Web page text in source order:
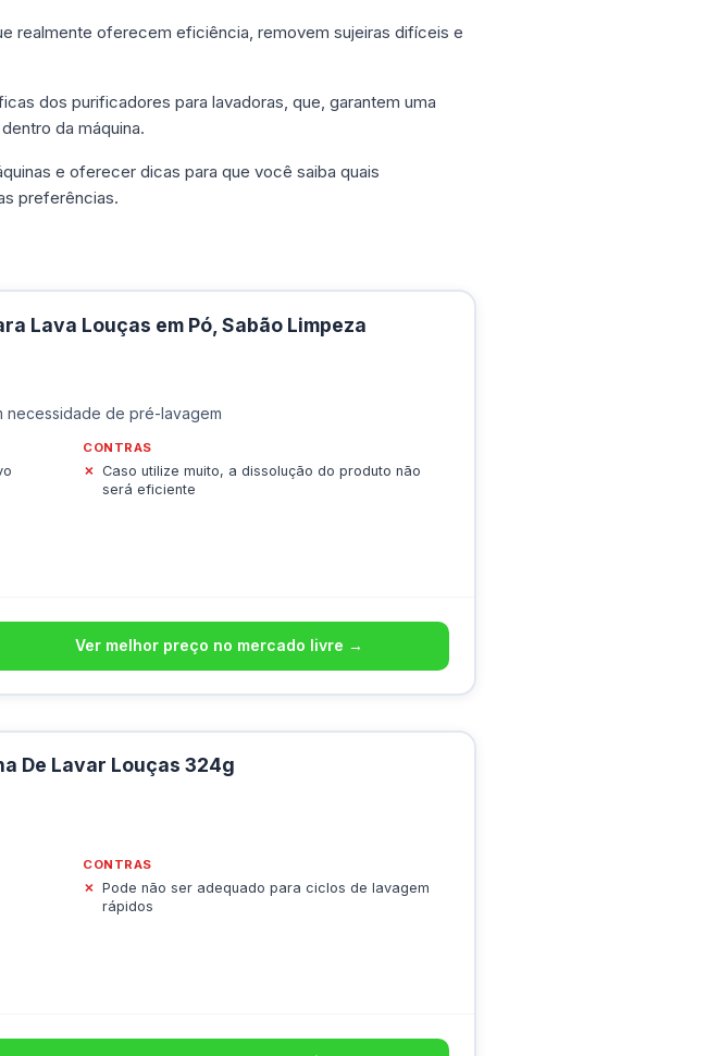
realmente oferecem eficiência, removem sujeiras difíceis e
dos purificadores para lavadoras, que, garantem uma
da máquina.
e oferecer dicas para que você saiba quais
preferências.
Lava Louças em Pó, Sabão Limpeza
necessidade de pré-lavagem
CONTRAS
Caso utilize muito, a dissolução do produto não
será eficiente
Ver melhor preço no mercado livre →
De Lavar Louças 324g
CONTRAS
Pode não ser adequado para ciclos de lavagem
rápidos